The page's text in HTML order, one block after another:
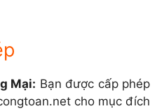
Mại: Bạn được cấp phép
cho mục đích